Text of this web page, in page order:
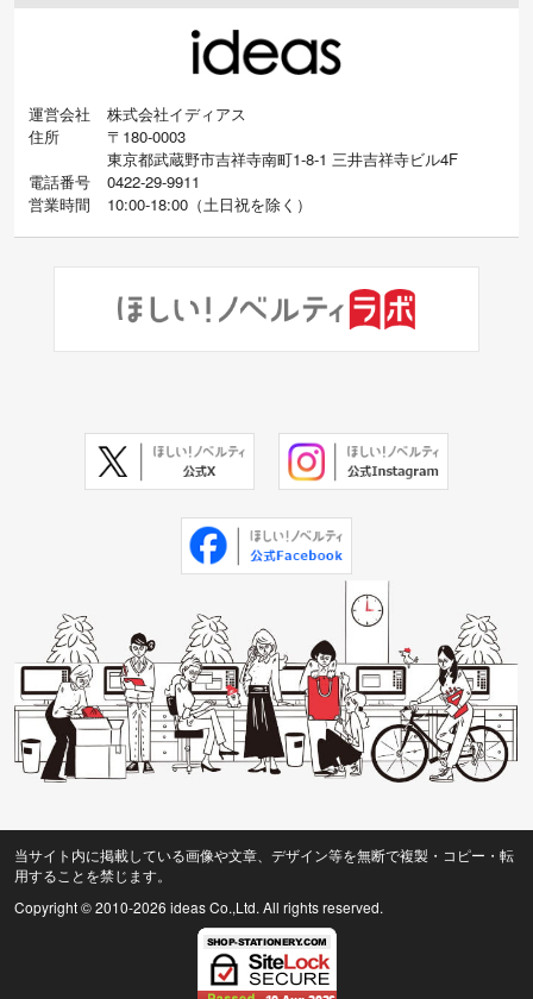
運営会社
株式会社イディアス
住所
〒180-0003
東京都武蔵野市吉祥寺南町1-8-1 三井吉祥寺ビル4F
電話番号
0422-29-9911
営業時間
10:00-18:00（土日祝を除く）
当サイト内に掲載している画像や文章、デザイン等を無断で複製・コピー・転
用することを禁じます。
Copyright © 2010-2026 ideas Co.,Ltd. All rights reserved.